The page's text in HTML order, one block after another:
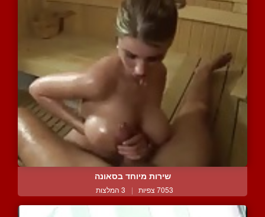
שירות מיוחד בסאונה
7053 צפיות | 3 המלצות